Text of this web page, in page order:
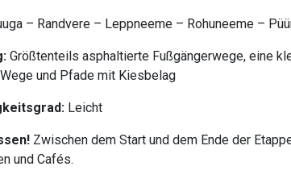
– Randvere – Leppneeme – Rohuneeme –
Größtenteils asphaltierte Fußgängerwege, eine
und Pfade mit Kiesbelag
Leicht
Zwischen dem Start und dem Ende der
und Cafés.